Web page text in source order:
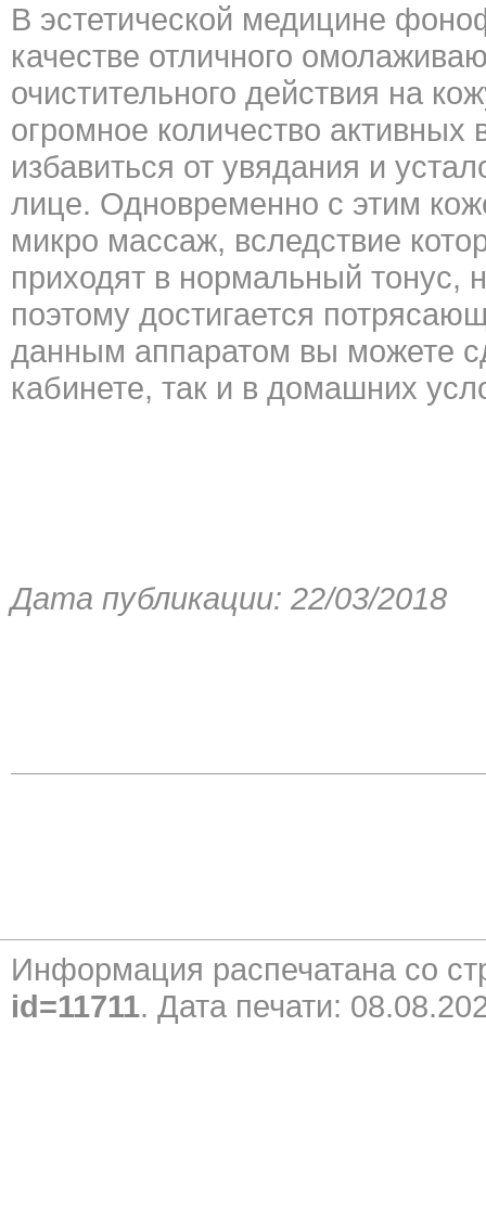
В эстетической медицине
качестве отличного
очистительного действия на
огромное количество
избавиться от увядания и
лице. Одновременно с этим
микро массаж, вследствие
приходят в нормальный тонус,
поэтому достигается
данным аппаратом вы можете
кабинете, так и в домашних
Дата публикации: 22/03/2018
Информация распечатана со
id=11711. Дата печати: